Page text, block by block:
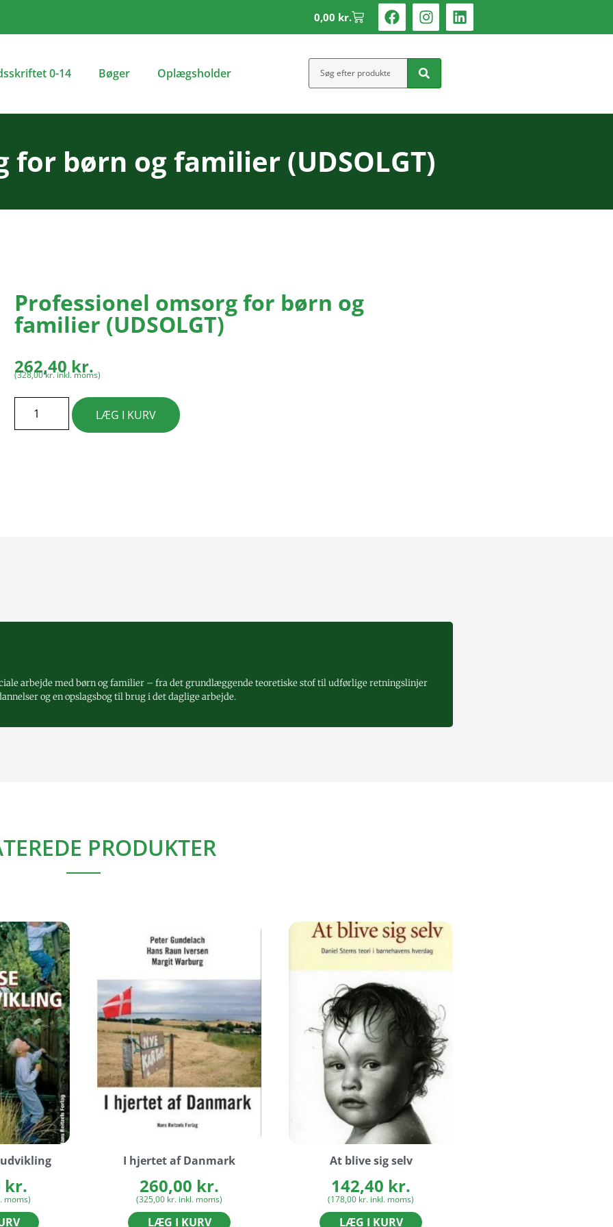
0,00 kr.
0-14 Bøger Oplægsholder
børn og familier (UDSOLGT)
Professionel omsorg for børn og
familier (UDSOLGT)
262,40kr.
(328,00kr.inkl. moms)
LÆG I KURV
arbejde med børn og familier – fra det grundlæggende teoretiske stof til udførlige retningslinjer
og en opslagsbog til brug i det daglige arbejde.
PRODUKTER
kr.
moms)
I hjertet af Danmark
260,00 kr.
(325,00 kr. inkl. moms)
LÆG I KURV
At blive sig selv
142,40 kr.
(178,00 kr. inkl. moms)
LÆG I KURV